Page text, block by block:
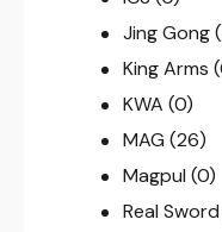
Jing Gong
King Arms
KWA (0)
MAG (26)
Magpul (0)
Real Sword